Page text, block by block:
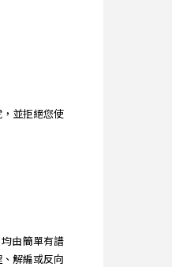
並拒絕您使
由簡單有譜
解編或反向